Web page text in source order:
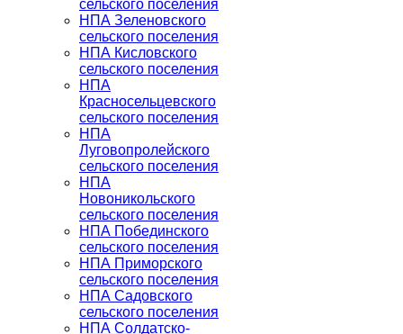
сельского поселения
НПА Зеленовского
сельского поселения
НПА Кисловского
сельского поселения
НПА
Красносельцевского
сельского поселения
НПА
Луговопролейского
сельского поселения
НПА
Новоникольского
сельского поселения
НПА Побединского
сельского поселения
НПА Приморского
сельского поселения
НПА Садовского
сельского поселения
НПА Солдатско-